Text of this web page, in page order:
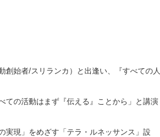
創始者/スリランカ）と出逢い、『すべての人
ての活動はまず『伝える』ことから」と講演
実現」をめざす「テラ・ルネッサンス」設